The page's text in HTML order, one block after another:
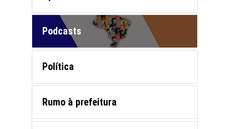
Podcasts
Política
Rumo à prefeitura